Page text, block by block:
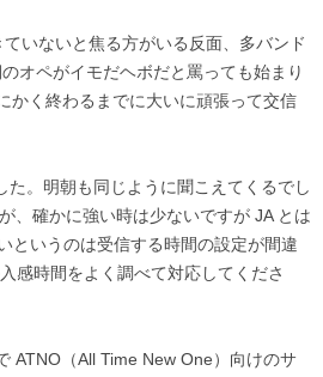
いないと焦る方がいる反面、多バンド
オペがイモだヘボだと罵っても始まり
かく終わるまでに大いに頑張って交信
。明朝も同じように聞こえてくるでし
、確かに強い時は少ないですが JA とは
というのは受信する時間の設定が間違
感時間をよく調べて対応してくださ
ATNO（All Time New One）向けのサ